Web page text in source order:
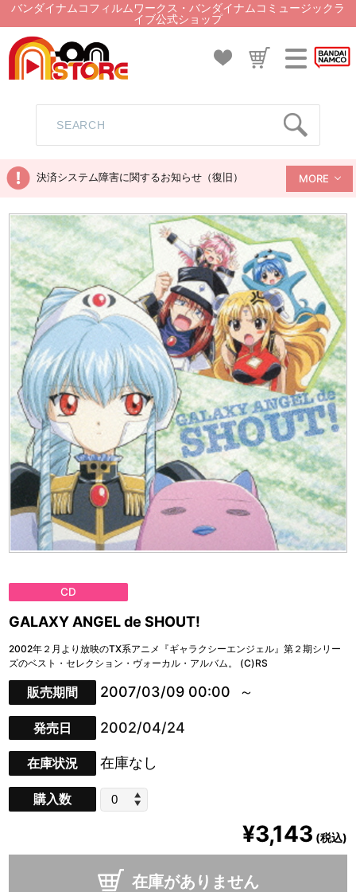
バンダイナムコフィルムワークス・バンダイナムコミュージックラ
イブ公式ショップ
決済システム障害に関するお知らせ（復旧） MORE
CD
GALAXY ANGEL de SHOUT!
2002年２月より放映のTX系アニメ『ギャラクシーエンジェル』第２期シリー
ズのベスト・セレクション・ヴォーカル・アルバム。 (C)RS
販売期間 2007/03/09 00:00
発売日 2002/04/24
在庫状況 在庫なし
購入数
¥3,143 (税込)
在庫がありません